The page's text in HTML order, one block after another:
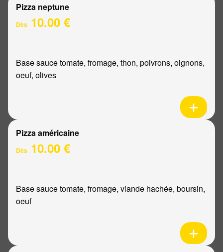
Pizza neptune
Dès 10.00 €
Base sauce tomate, fromage, thon, poivrons, oignons,
oeuf, olives
Pizza américaine
Dès 10.00 €
Base sauce tomate, fromage, viande hachée, boursin,
oeuf